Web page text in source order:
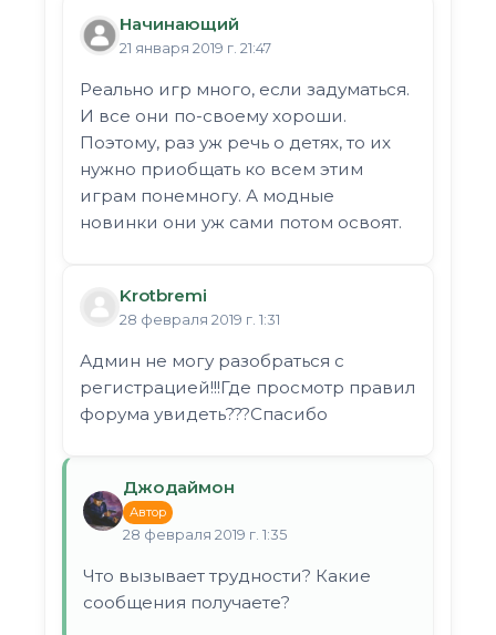
Начинающий
21 января 2019 г. 21:47
Реально игр много, если задуматься.
И все они по-своему хороши.
Поэтому, раз уж речь о детях, то их
нужно приобщать ко всем этим
играм понемногу. А модные
новинки они уж сами потом освоят.
Krotbremi
28 февраля 2019 г. 1:31
Админ не могу разобраться с
регистрацией!!!Где просмотр правил
форума увидеть???Спасибо
Джодаймон
Автор
28 февраля 2019 г. 1:35
Что вызывает трудности? Какие
сообщения получаете?